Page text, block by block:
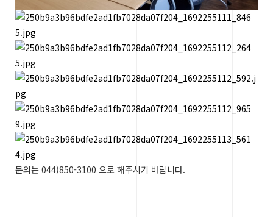
문의는 044)850-3100 으로 해주시기 바랍니다.